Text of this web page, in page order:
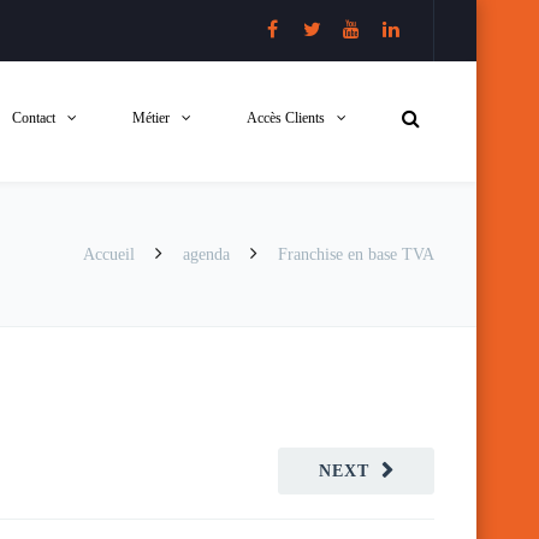
Contact Métier Accès Clients
Accueil agenda Franchise en base TVA
NEXT